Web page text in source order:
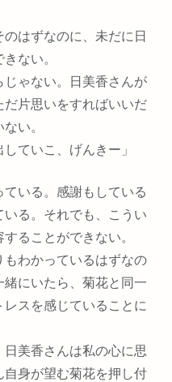
はずなのに、未だに日
ない。
ゃない。日美香さんが
片思いをすればいいだ
い。
ていこ、げんきー」
いる。感謝もしている
る。それでも、こうい
ることができない。
わかっているはずなの
にいたら、菊花と同一
スを感じていることに
美香さんは私の心に思
身が望む菊花を押し付